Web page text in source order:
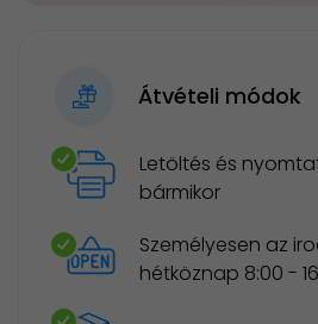
Átvételi módok
Letöltés és
bármikor
Személyesen az
hétköznap 8:00 -